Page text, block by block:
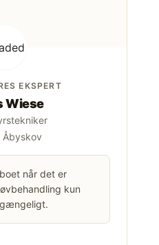
EKSPERT
Wiese
Åbyskov
når det er
kun